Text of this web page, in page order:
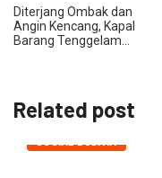
Diterjang Ombak dan
Angin Kencang, Kapal
Barang Tenggelam…
Related post
SOSIAL BUDAYA